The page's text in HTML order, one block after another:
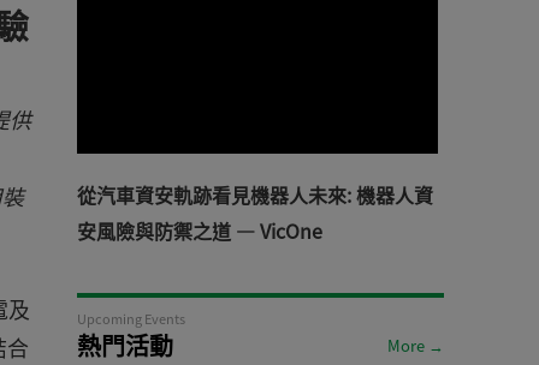
供
及
合
從汽車資安軌跡看見機器人未來: 機器人資
安風險與防禦之道 — VicOne
Upcoming Events
熱門活動 More →